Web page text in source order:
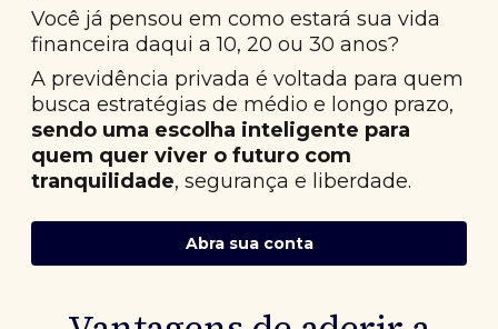
Você já pensou em como estará sua vida
financeira daqui a 10, 20 ou 30 anos?
A previdência privada é voltada para quem
busca estratégias de médio e longo prazo,
sendo uma escolha inteligente para
quem quer viver o futuro com
tranquilidade, segurança e liberdade.
Abra sua conta